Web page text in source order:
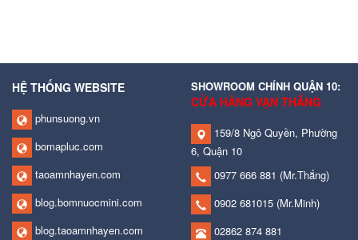
HỆ THỐNG WEBSITE
phunsuong.vn
bomapluc.com
taoamnhayen.com
blog.bomnuocmini.com
blog.taoamnhayen.com
SHOWROOM CHÍNH QUẬN 10:
CỬA HÀNG VẠN THẮNG
159/8 Ngô Quyền, Phường
6, Quận 10
0977 666 881 (Mr.Thắng)
0902 681015 (Mr.Minh)
02862 874 881